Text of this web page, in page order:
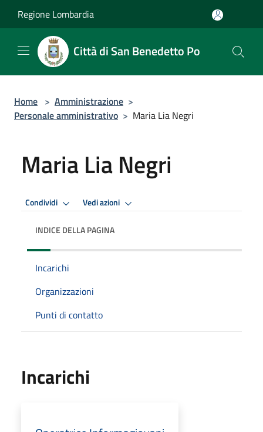
Regione Lombardia
Città di San Benedetto Po
Home > Amministrazione >
Personale amministrativo > Maria Lia Negri
Maria Lia Negri
Condividi Vedi azioni
INDICE DELLA PAGINA
Incarichi
Organizzazioni
Punti di contatto
Incarichi